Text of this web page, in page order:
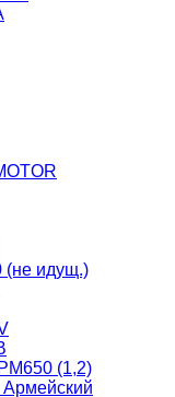
(не идущ.)
(1,2)